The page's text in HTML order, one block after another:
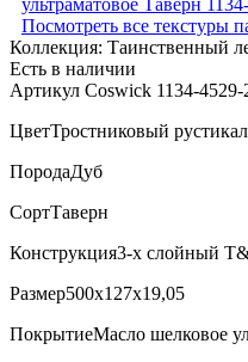
Посмотреть все текстуры
Коллекция: Таинственный
Есть в наличии
Артикул Coswick 1134-4529-
ЦветТростниковый
ПородаДуб
СортТаверн
Конструкция3-х слойный
Размер500x127x19,05
ПокрытиеМасло шелковое